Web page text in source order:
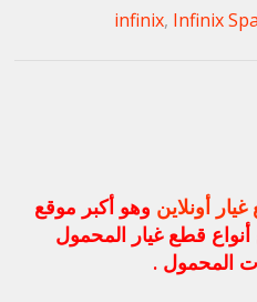
infinix, Infinix
أونلاين وهو أكبر موقع
قطع غيار المحمول
المحمول .